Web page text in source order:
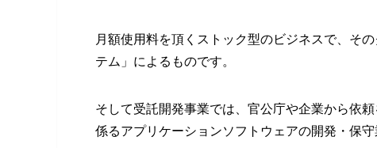
月額使用料を頂くストック型のビジネスで、そ
テム」によるものです。
そして受託開発事業では、官公庁や企業から依
係るアプリケーションソフトウェアの開発・保守